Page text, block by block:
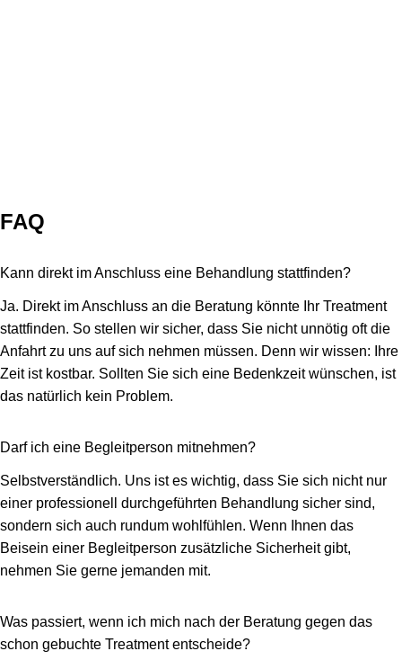
FAQ
Kann direkt im Anschluss eine Behandlung stattfinden?
Ja. Direkt im Anschluss an die Beratung könnte Ihr Treatment
stattfinden. So stellen wir sicher, dass Sie nicht unnötig oft die
Anfahrt zu uns auf sich nehmen müssen. Denn wir wissen: Ihre
Zeit ist kostbar. Sollten Sie sich eine Bedenkzeit wünschen, ist
das natürlich kein Problem.
Darf ich eine Begleitperson mitnehmen?
Selbstverständlich. Uns ist es wichtig, dass Sie sich nicht nur
einer professionell durchgeführten Behandlung sicher sind,
sondern sich auch rundum wohlfühlen. Wenn Ihnen das
Beisein einer Begleitperson zusätzliche Sicherheit gibt,
nehmen Sie gerne jemanden mit.
Was passiert, wenn ich mich nach der Beratung gegen das
schon gebuchte Treatment entscheide?